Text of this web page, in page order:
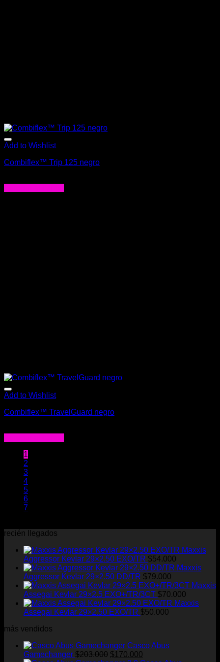
Add to Wishlist
Combiflex™ Trip 125 negro
Add to Wishlist
Combiflex™ TravelGuard negro
1
2
3
4
5
6
7
recién llegados
Maxxis
Aggressor Kevlar 29×2.50 EXO/TR $54.000
Maxxis
Aggressor Kevlar 29×2.50 DD/TR $79.000
Maxxis
Assegai Kevlar 29×2.5 EXO+/TR/3CT $70.000
Maxxis
Assegai Kevlar 29×2.50 EXO/TR $50.000
más vendidos
Casco Abus
Gamechanger $203.000 El
$170.000